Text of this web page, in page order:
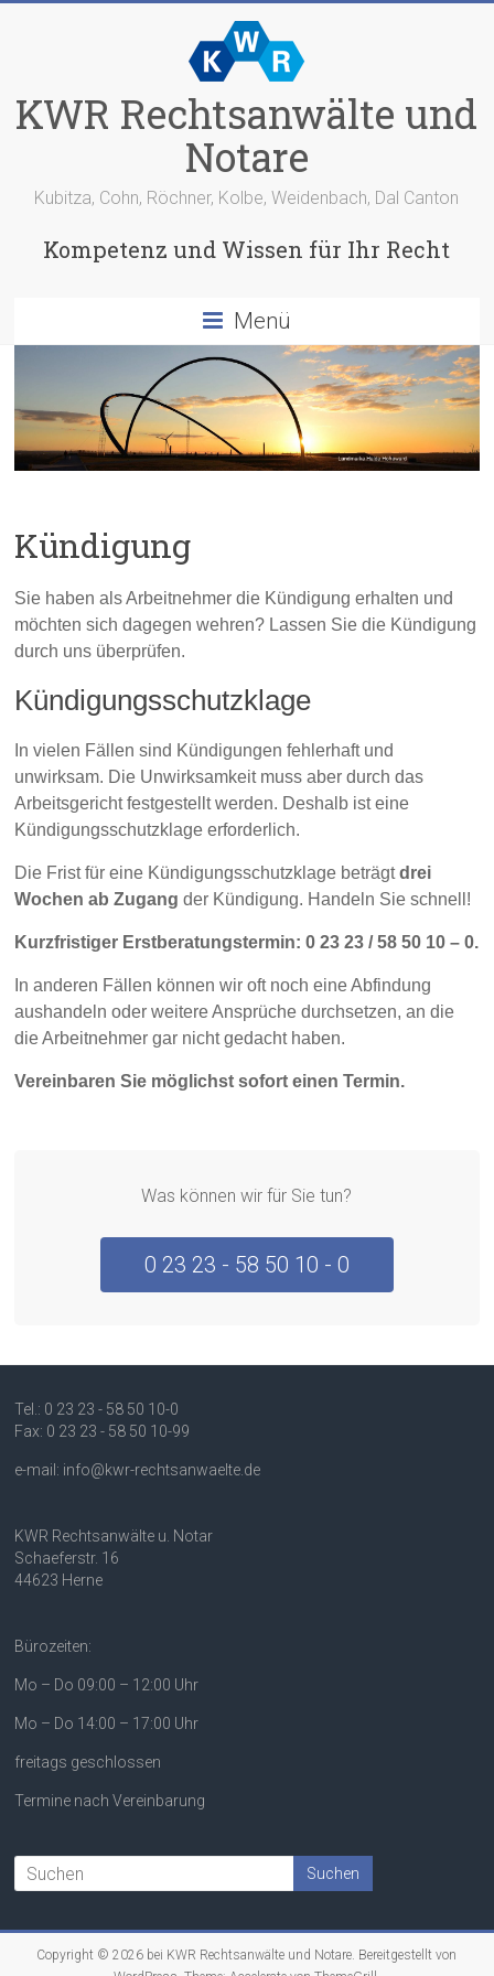
KWR Rechtsanwälte und
Notare
Kubitza, Cohn, Röchner, Kolbe, Weidenbach, Dal Canton
Kompetenz und Wissen für Ihr Recht
Menü
Kündigung
Sie haben als Arbeitnehmer die Kündigung erhalten und
möchten sich dagegen wehren? Lassen Sie die Kündigung
durch uns überprüfen.
Kündigungsschutzklage
In vielen Fällen sind Kündigungen fehlerhaft und
unwirksam. Die Unwirksamkeit muss aber durch das
Arbeitsgericht festgestellt werden. Deshalb ist eine
Kündigungsschutzklage erforderlich.
Die Frist für eine Kündigungsschutzklage beträgtdrei
Wochen ab Zugang der Kündigung. Handeln Sie schnell!
Kurzfristiger Erstberatungstermin: 0 23 23 / 58 50 10 – 0.
In anderen Fällen können wir oft noch eine Abfindung
aushandeln oder weitere Ansprüche durchsetzen, an die
die Arbeitnehmer gar nicht gedacht haben.
Vereinbaren Sie möglichst sofort einen Termin.
Was können wir für Sie tun?
0 23 23 - 58 50 10 - 0
Tel.: 0 23 23 - 58 50 10-0
Fax: 0 23 23 - 58 50 10-99
e-mail: info@kwr-rechtsanwaelte.de
KWR Rechtsanwälte u. Notar
Schaeferstr. 16
44623 Herne
Bürozeiten:
Mo – Do 09:00 – 12:00 Uhr
Mo – Do 14:00 – 17:00 Uhr
freitags geschlossen
Termine nach Vereinbarung
Copyright © 2026 bei KWR Rechtsanwälte und Notare. Bereitgestellt von